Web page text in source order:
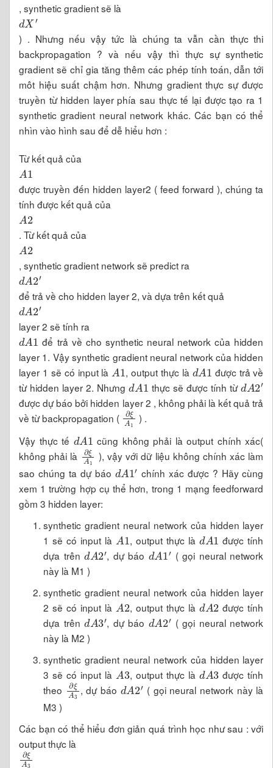
, synthetic gradient sẽ là
dX
) . Nhưng nếu vậy tức là chúng ta vẫn cần thực thi
backpropagation ? và nếu vậy thì thực sự synthetic
gradient sẽ chỉ gia tăng thêm các phép tính toán, dẫn tới
môt hiệu suất chậm hơn. Nhưng gradient thực sự được
truyền từ hidden layer phía sau thực tế lại được tạo ra 1
synthetic gradient neural network khác. Các bạn có thể
nhìn vào hình sau để dễ hiểu hơn :
Từ kết quả của
A1
được truyền đến hidden layer2 ( feed forward ), chúng ta
tính được kết quả của
A2
. Từ kết quả của
A 2
, synthetic gradient network sẽ predict ra
dA2′
để trả về cho hidden layer 2, và dựa trên kết quả
dA 2′
layer 2 sẽ tính ra
dA1 để trả về cho synthetic neural network của hidden
layer 1. Vậy synthetic gradient neural network của hidden
layer 1 sẽ có input là A1, output thực là dA1 được trả về
từ hidden layer 2. NhưngdA1 thực sẽ được tính từdA2′
được dự báo bởi hidden layer 2 , không phải là kết quả trả
về từ backpropagation ( ∂ξA1
) .
Vậy thực tế
dA
cũng không phải là output chính xác(
không phải là ∂ξA1
), vậy với dữ liệu không chính xác làm
sao chúng ta dự báo dA1′ chính xác được ? Hãy cùng
xem 1 trường hợp cụ thể hơn, trong 1 mạng feedforward
gồm 3 hidden layer:
synthetic gradient neural network của hidden layer
1 sẽ có input là A1, output thực làdA1 được tính
dựa trêndA2 ′, dự báo dA1′ ( gọi neural network
này là M1 )
synthetic gradient neural network của hidden layer
2 sẽ có input là A2, output thực làdA2 được tính
dựa trêndA3 ′, dự báo dA2′ ( gọi neural network
này là M2 )
synthetic gradient neural network của hidden layer
3 sẽ có input là A3, output thực làdA3 được tính
theo ∂ξA3
, dự báo dA2′ ( gọi neural network này là
M3 )
Các bạn có thể hiểu đơn giản quá trình học như sau : với
output thực là
∂ξA3